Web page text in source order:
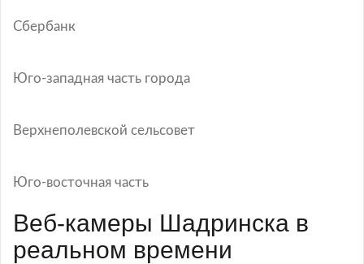
Сбербанк
Юго-западная часть города
Верхнеполевской сельсовет
Юго-восточная часть
Веб-камеры Шадринска в
реальном времени